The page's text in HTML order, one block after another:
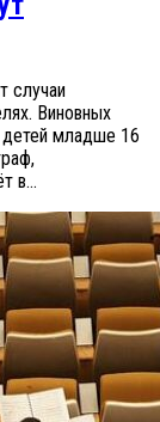
случаи
Виновных
детей младше 16
в...